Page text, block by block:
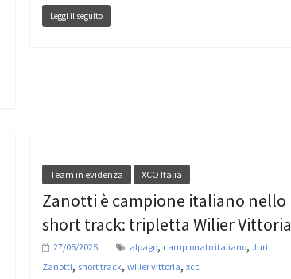
Leggi il seguito
Team in evidenza XCO Italia
Zanotti è campione italiano nello
short track: tripletta Wilier Vittoria
27/06/2025 alpago, campionato italiano, Juri
Zanotti, short track, wilier vittoria, xcc